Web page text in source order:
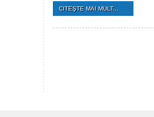
CITEŞTE MAI MULT...